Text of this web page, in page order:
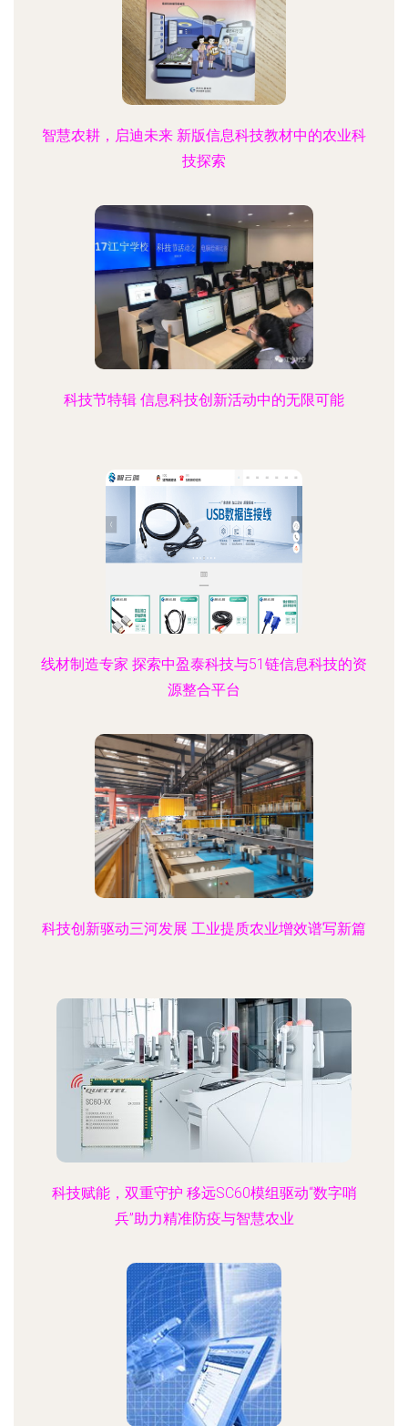
智慧农耕，启迪未来 新版信息科技教材中的农业科
技探索
科技节特辑 信息科技创新活动中的无限可能
线材制造专家 探索中盈泰科技与51链信息科技的资
源整合平台
科技创新驱动三河发展 工业提质农业增效谱写新篇
科技赋能，双重守护 移远SC60模组驱动“数字哨
兵”助力精准防疫与智慧农业